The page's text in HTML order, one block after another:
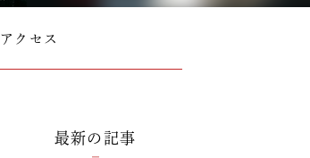
アクセス
最新の記事